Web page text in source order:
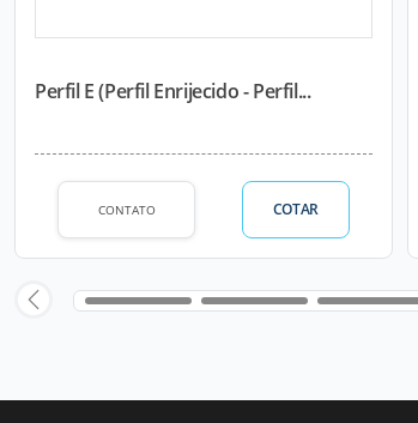
Perfil E (Perfil Enrijecido - Perfil...
CONTATO COTAR